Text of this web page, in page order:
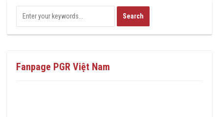
Fanpage PGR Việt Nam